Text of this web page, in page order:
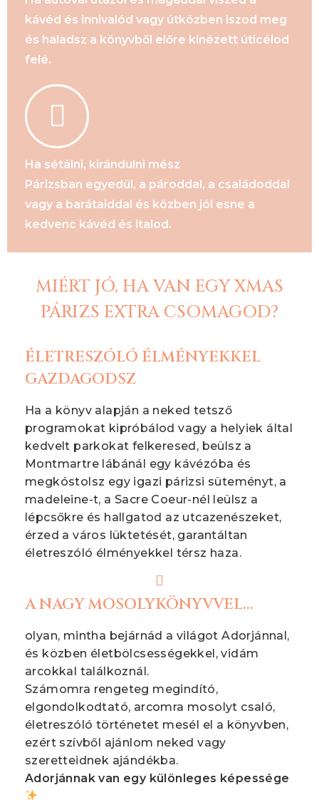
kávéd és innivalód vagy útközben iszod meg
és haladsz a könyvből előre kinézett úticélod
felé.
Ha sétálni, kirándulni mész
Párizsban egyedül, a pároddal, a családoddal
vagy a barátaiddal és közben jól esne a
kedvenc kávéd és italod.
MIÉRT JÓ, HA VAN EGY XMAS
PÁRIZS EXTRA CSOMAGOD?
ÉLETRESZÓLÓ ÉLMÉNYEKKEL
GAZDAGODSZ
Ha a könyv alapján a neked tetsző
programokat kipróbálod vagy a helyiek által
kedvelt parkokat felkeresed, beülsz a
Montmartre lábánál egy kávézóba és
megkóstolsz egy igazi párizsi süteményt, a
madeleine-t, a Sacre Coeur-nél leülsz a
lépcsőkre és hallgatod az utcazenészeket,
érzed a város lüktetését, garantáltan
életreszóló élményekkel térsz haza.
A NAGY MOSOLYKÖNYVVEL...
olyan, mintha bejárnád a világot Adorjánnal,
és közben életbölcsességekkel, vidám
arcokkal találkoznál.
Számomra rengeteg megindító,
elgondolkodtató, arcomra mosolyt csaló,
életreszóló történetet mesél el a könyvben,
ezért szívből ajánlom neked vagy
szeretteidnek ajándékba.
Adorjánnak van egy különleges képessége